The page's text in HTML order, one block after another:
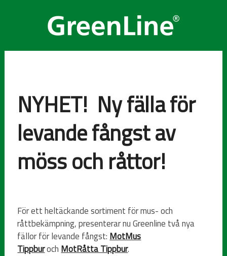
NYHET! Ny fälla för
levande fångst av
möss och råttor!
För ett heltäckande sortiment för mus- och
råttbekämpning, presenterar nu Greenline två nya
fällor för levande fångst: MotMus
Tippburoch MotRåtta Tippbur.